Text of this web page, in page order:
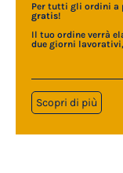
Per tutti gli ordini a
gratis!
Il tuo ordine verrà
due giorni
Scopri di più